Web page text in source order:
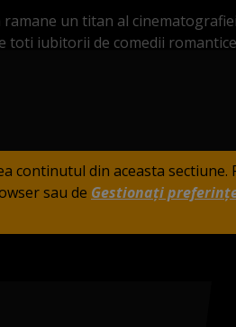
un titan al
toti iubitorii de comedii
continutul din aceasta sectiune.
sau de Gestionați